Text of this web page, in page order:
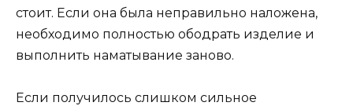
стоит. Если она была неправильно наложена,
необходимо полностью ободрать изделие и
выполнить наматывание заново.
Если получилось слишком сильное